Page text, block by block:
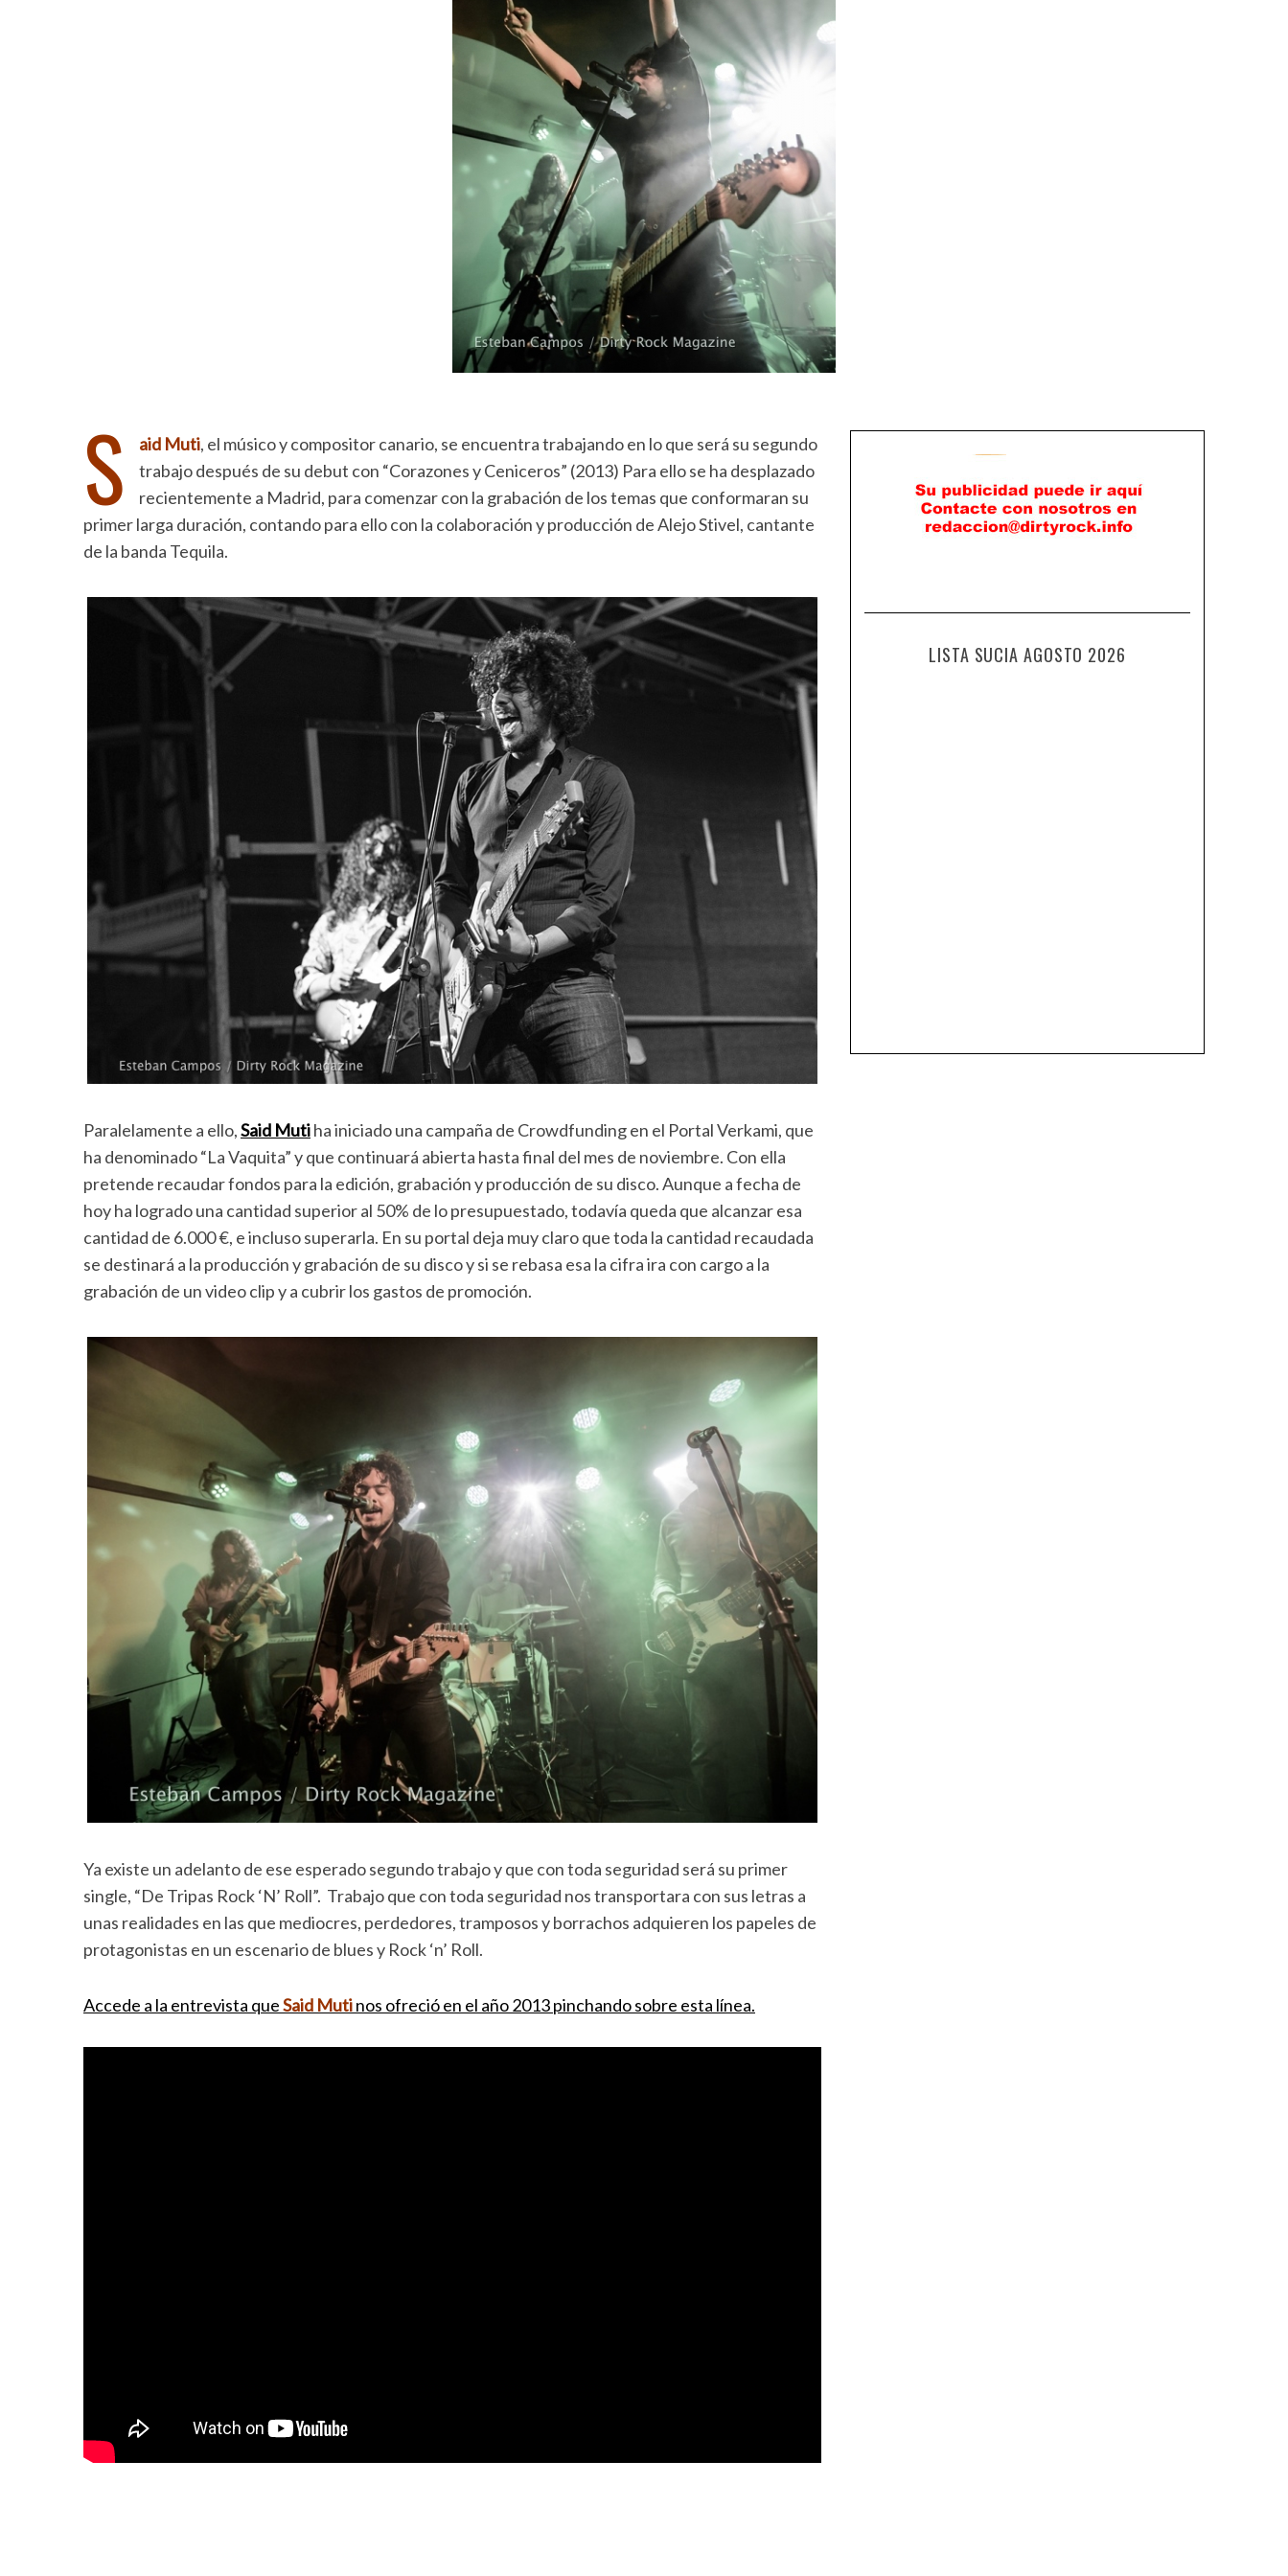
S aid Muti, el músico y compositor canario, se encuentra trabajando en lo que será su segundo
trabajo después de su debut con “Corazones y Ceniceros” (2013) Para ello se ha desplazado
recientemente a Madrid, para comenzar con la grabación de los temas que conformaran su
primer larga duración, contando para ello con la colaboración y producción de Alejo Stivel, cantante
de la banda Tequila.
Paralelamente a ello,Said Mutiha iniciado una campaña de Crowdfunding en el Portal Verkami, que
ha denominado “La Vaquita” y que continuará abierta hasta final del mes de noviembre. Con ella
pretende recaudar fondos para la edición, grabación y producción de su disco. Aunque a fecha de
hoy ha logrado una cantidad superior al 50% de lo presupuestado, todavía queda que alcanzar esa
cantidad de 6.000 €, e incluso superarla. En su portal deja muy claro que toda la cantidad recaudada
se destinará a la producción y grabación de su disco y si se rebasa esa la cifra ira con cargo a la
grabación de un video clip y a cubrir los gastos de promoción.
Ya existe un adelanto de ese esperado segundo trabajo y que con toda seguridad será su primer
single, “De Tripas Rock ‘N’ Roll”. Trabajo que con toda seguridad nos transportara con sus letras a
unas realidades en las que mediocres, perdedores, tramposos y borrachos adquieren los papeles de
protagonistas en un escenario de blues y Rock ‘n’ Roll.
Accede a la entrevista queSaid Mutinos ofreció en el año 2013 pinchando sobre esta línea.
LISTA SUCIA AGOSTO 2026